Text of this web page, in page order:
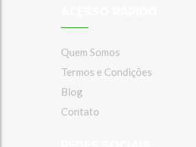
Quem Somos
Termos e Condições
Blog
Contato